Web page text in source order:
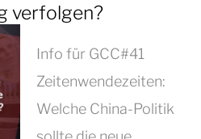
verfolgen?
Info für GCC#41
Zeitenwendezeiten:
Welche China-Politik